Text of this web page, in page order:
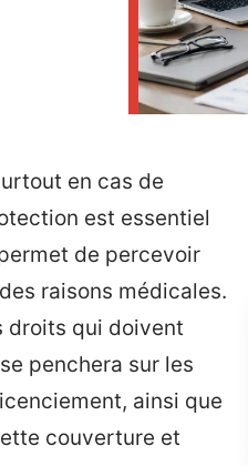
en cas de
est essentiel
de percevoir
raisons médicales.
droits qui doivent
penchera sur les
ainsi que
couverture et